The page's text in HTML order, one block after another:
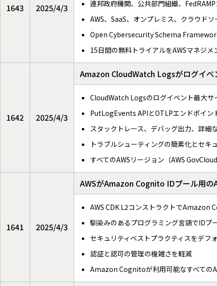
1643 2025/4/3
連邦政府機関、公共部門組織、
AWS、SaaS、オンプレミス、クラウド
Open Cybersecurity Schema
15日間の無料トライアルをAWSマネジ
1642 2025/4/3
Amazon CloudWatch Logsがログイ
CloudWatch Logsのログイベント最大サ
PutLogEvents APIとOTLPエンドポイン
スタックトレース、デバッグ出力、詳細
トラブルシューティングの簡素化とセキ
すべてのAWSリージョン（AWS
1641 2025/4/3
AWSがAmazon Cognito IDプール用の
AWS CDK L2コンストラクトでAmazon
馴染みのあるプログラミング言語でIDプ
セキュリティベストプラクティスをデフ
認証と認可の管理の複雑さを軽減
Amazon Cognitoが利用可能なすべての